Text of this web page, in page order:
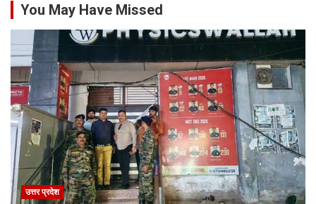
You May Have Missed
उत्तर प्रदेश